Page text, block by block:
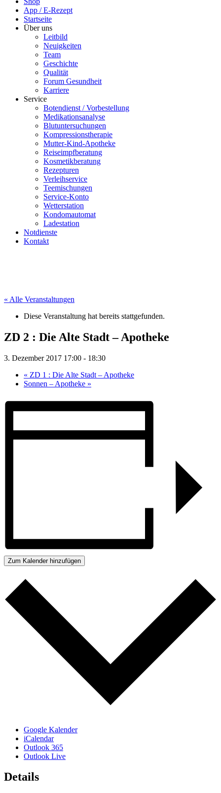
App / E-Rezept
Startseite
Über uns
Leitbild
Neuigkeiten
Team
Geschichte
Qualität
Forum Gesundheit
Karriere
Service
Botendienst / Vorbestellung
Medikationsanalyse
Blutuntersuchungen
Kompressionstherapie
Mutter-Kind-Apotheke
Reiseimpfberatung
Kosmetikberatung
Rezepturen
Verleihservice
Teemischungen
Service-Konto
Wetterstation
Kondomautomat
Ladestation
Notdienste
Kontakt
« Alle Veranstaltungen
Diese Veranstaltung hat bereits stattgefunden.
ZD 2 : Die Alte Stadt – Apotheke
3. Dezember 2017 17:00 - 18:30
« ZD 1 : Die Alte Stadt – Apotheke
Sonnen – Apotheke »
Zum Kalender hinzufügen
Google Kalender
iCalendar
Outlook 365
Outlook Live
Details